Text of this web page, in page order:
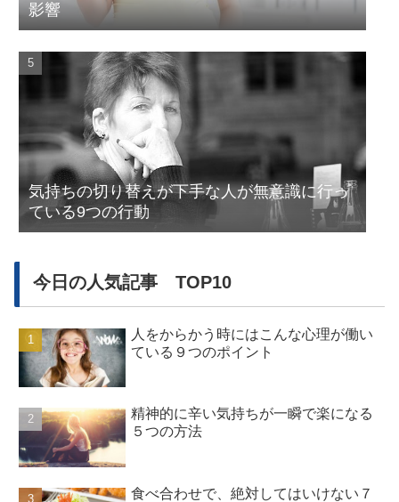
影響
気持ちの切り替えが下手な人が無意識に行っ
ている9つの行動
今日の人気記事 TOP10
人をからかう時にはこんな心理が働い
ている９つのポイント
精神的に辛い気持ちが一瞬で楽になる
５つの方法
食べ合わせで、絶対してはいけない７